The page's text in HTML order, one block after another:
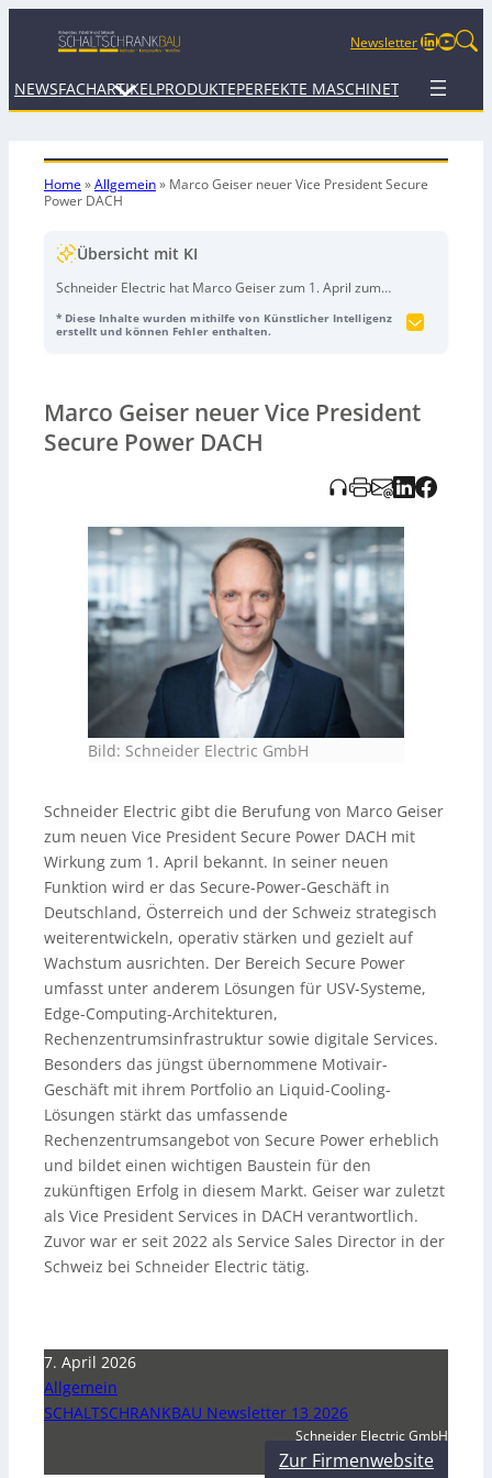
NewsletterLinkedIn
NEWSFACHARTIKEL PRODUKTEPERFEKTE MASCHINETERMINE
Home»Allgemein» Marco Geiser neuer Vice President Secure
Power DACH
Übersicht mit KI
Schneider Electric hat Marco Geiser zum 1. April zum
soll das Secure-Power-Geschäft in Deutschland,
Computing,Rechenzentrumsinfrastruktur unddigitale
Services; besonders die Übernahme von
Liquid-Cooling-Lösungenstärkt das
Rechenzentrumsangebot. Geiser war zuletzt Vice
President Services DACH und zuvor Service Sales
* Diese Inhalte wurden mithilfe von Künstlicher Intelligenz
erstellt und können Fehler enthalten.
Marco Geiser neuer Vice President
Secure Power DACH
Bild: Schneider Electric GmbH
Schneider Electric gibt die Berufung von Marco Geiser
zum neuen Vice President Secure Power DACH mit
Wirkung zum 1. April bekannt. In seiner neuen
Funktion wird er das Secure-Power-Geschäft in
Deutschland, Österreich und der Schweiz strategisch
weiterentwickeln, operativ stärken und gezielt auf
Wachstum ausrichten. Der Bereich Secure Power
umfasst unter anderem Lösungen für USV-Systeme,
Edge-Computing-Architekturen,
Rechenzentrumsinfrastruktur sowie digitale Services.
Besonders das jüngst übernommene Motivair-
Geschäft mit ihrem Portfolio an Liquid-Cooling-
Lösungen stärkt das umfassende
Rechenzentrumsangebot von Secure Power erheblich
und bildet einen wichtigen Baustein für den
zukünftigen Erfolg in diesem Markt. Geiser war zuletzt
als Vice President Services in DACH verantwortlich.
Zuvor war er seit 2022 als Service Sales Director in der
Schweiz bei Schneider Electric tätig.
7. April 2026
Allgemein
SCHALTSCHRANKBAU Newsletter 13 2026
Schneider Electric GmbH
Zur Firmenwebsite